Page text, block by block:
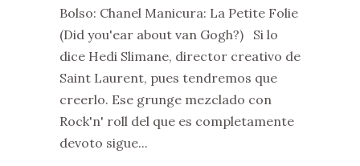
Bolso: Chanel Manicura: La Petite Folie
(Did you'ear about van Gogh?) Si lo
dice Hedi Slimane, director creativo de
Saint Laurent, pues tendremos que
creerlo. Ese grunge mezclado con
Rock'n' roll del que es completamente
devoto sigue...